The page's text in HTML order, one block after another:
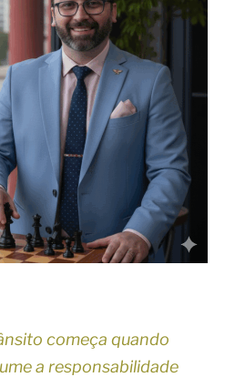
começa quando
a responsabilidade